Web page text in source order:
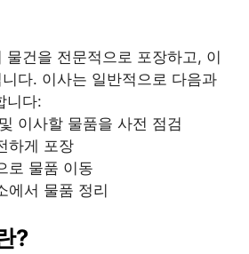
물건을 전문적으로 포장하고, 이
다. 이사는 일반적으로 다음과
니다:
이사할 물품을 사전 점검
하게 포장
로 물품 이동
에서 물품 정리
?